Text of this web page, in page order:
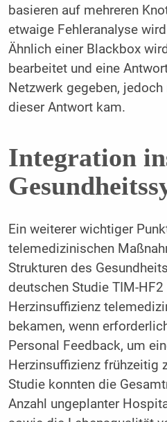
basieren auf mehreren
etwaige Fehleranalyse
Ähnlich einer Blackbox
bearbeitet und eine
Netzwerk gegeben,
dieser Antwort kam.
Integration
Ein weiterer wichtiger
telemedizinischen
Strukturen des
deutschen Studie TIM-
Herzinsuffizienz
bekamen, wenn
Personal Feedback, um
Herzinsuffizienz frühzeitig
Studie konnten die
Anzahl ungeplanter